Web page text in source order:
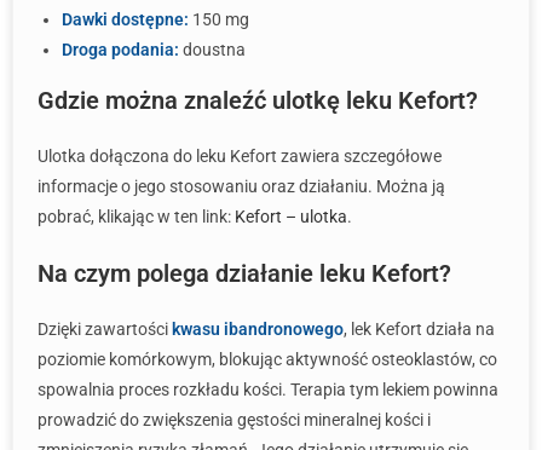
Dawki dostępne: 150 mg
Droga podania: doustna
Gdzie można znaleźć ulotkę leku Kefort?
Ulotka dołączona do leku Kefort zawiera szczegółowe
informacje o jego stosowaniu oraz działaniu. Można ją
pobrać, klikając w ten link: Kefort – ulotka.
Na czym polega działanie leku Kefort?
Dzięki zawartości kwasu ibandronowego, lek Kefort działa na
poziomie komórkowym, blokując aktywność osteoklastów, co
spowalnia proces rozkładu kości. Terapia tym lekiem powinna
prowadzić do zwiększenia gęstości mineralnej kości i